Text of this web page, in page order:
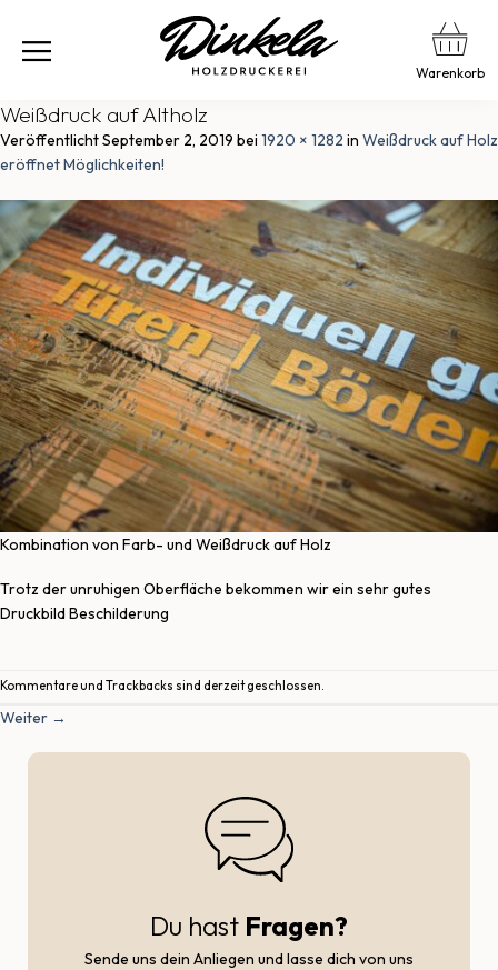
Warenkorb
Weißdruck auf Altholz
VeröffentlichtSeptember 2, 2019 bei 1920 × 1282 in Weißdruck auf Holz
eröffnet Möglichkeiten!
Kombination von Farb- und Weißdruck auf Holz
Trotz der unruhigen Oberfläche bekommen wir ein sehr gutes
Druckbild Beschilderung
Kommentare und Trackbacks sind derzeit geschlossen.
Weiter →
Du hast Fragen?
Sende uns dein Anliegen und lasse dich von uns